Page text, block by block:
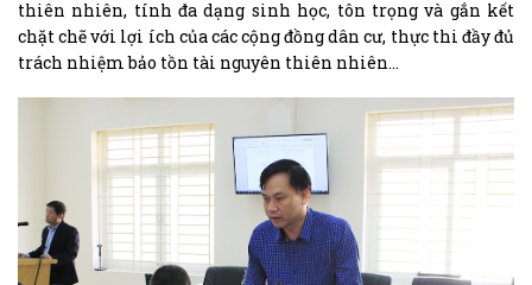
thiên nhiên, tính đa dạng sinh học, tôn trọng và gắn kết
chặt chẽ với lợi ích của các cộng đồng dân cư, thực thi đầy đủ
trách nhiệm bảo tồn tài nguyên thiên nhiên…